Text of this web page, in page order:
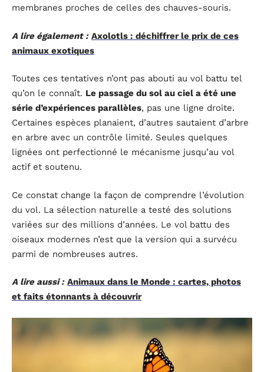
membranes proches de celles des chauves-souris.
A lire également : Axolotls : déchiffrer le prix de ces
animaux exotiques
Toutes ces tentatives n’ont pas abouti au vol battu tel
qu’on le connaît. Le passage du sol au ciel a été une
série d’expériences parallèles, pas une ligne droite.
Certaines espèces planaient, d’autres sautaient d’arbre
en arbre avec un contrôle limité. Seules quelques
lignées ont perfectionné le mécanisme jusqu’au vol
actif et soutenu.
Ce constat change la façon de comprendre l’évolution
du vol. La sélection naturelle a testé des solutions
variées sur des millions d’années. Le vol battu des
oiseaux modernes n’est que la version qui a survécu
parmi de nombreuses autres.
A lire aussi : Animaux dans le Monde : cartes, photos
et faits étonnants à découvrir